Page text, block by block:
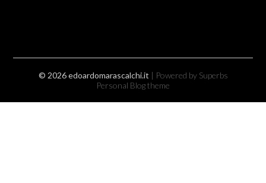
© 2026 edoardomarascalchi.it | Powered by Superbs
Personal Blog theme